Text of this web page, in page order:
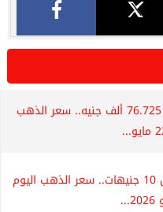
عيار 21 يسجل 76.725 ألف جنيه.. سعر الذهب
عيار 21 ينخفض 10 جنيهات.. سعر الذهب اليوم